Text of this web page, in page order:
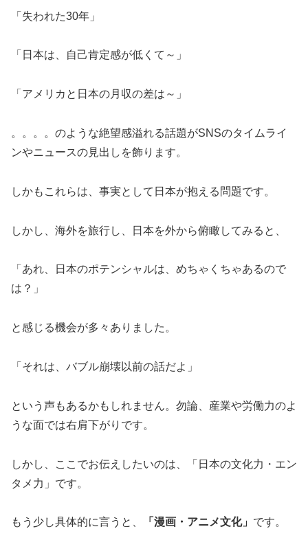
「失われた30年」
「日本は、自己肯定感が低くて～」
「アメリカと日本の月収の差は～」
。。。。のような絶望感溢れる話題がSNSのタイムライ
ンやニュースの見出しを飾ります。
しかもこれらは、事実として日本が抱える問題です。
しかし、海外を旅行し、日本を外から俯瞰してみると、
「あれ、日本のポテンシャルは、めちゃくちゃあるので
は？」
と感じる機会が多々ありました。
「それは、バブル崩壊以前の話だよ」
という声もあるかもしれません。勿論、産業や労働力のよ
うな面では右肩下がりです。
しかし、ここでお伝えしたいのは、「日本の文化力・エン
タメ力」です。
もう少し具体的に言うと、 「漫画・アニメ文化」 です。